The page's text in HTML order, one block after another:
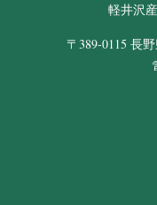
軽井沢
〒389-0115 長